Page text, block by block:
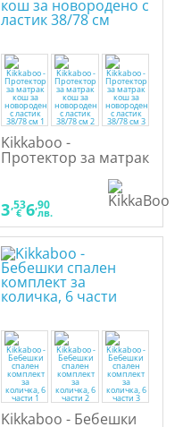
Kikkaboo -
Протектор за матрак
кош за новородено с
ластик 38/78 см
3,53
€ 6,90
лв.
Kikkaboo - Бебешки